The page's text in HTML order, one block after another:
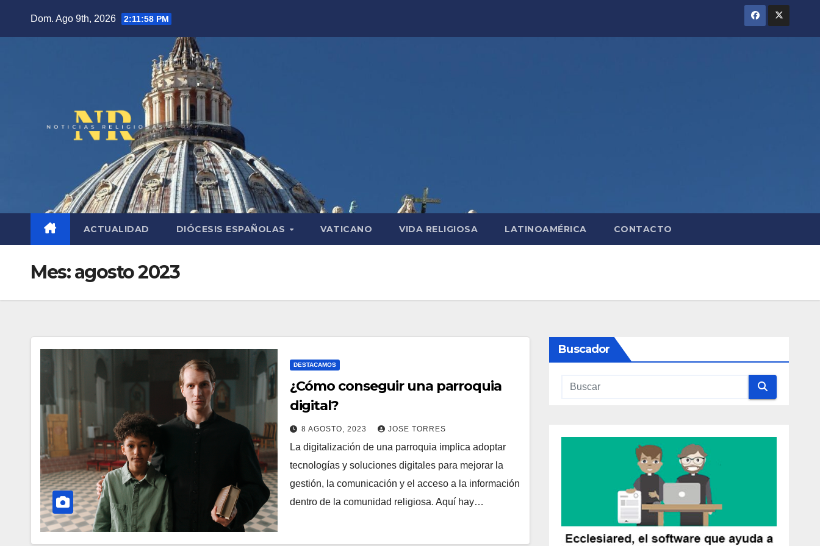
Dom. Ago 9th, 2026 2:11:59 PM
ACTUALIDAD DIÓCESIS ESPAÑOLAS VATICANO VIDA RELIGIOSA LATINOAMÉRICA CONTACTO
Mes:agosto 2023
DESTACAMOS
¿Cómo conseguir una parroquia
digital?
8 AGOSTO, 2023 JOSE TORRES
N
O
H
A
La digitalización de una parroquia implica adoptar
tecnologías y soluciones digitales para mejorar la
gestión, la comunicación y el acceso a la información
dentro de la comunidad religiosa. Aquí hay…
Buscador